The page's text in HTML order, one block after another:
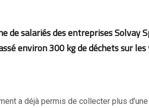
de salariés des entreprises Solvay
environ 300 kg de déchets sur les
a déjà permis de collecter plus